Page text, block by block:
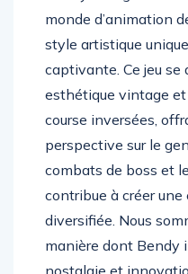
Bendy in Nightmare
monde d’animation
style artistique
captivante. Ce jeu se
esthétique vintage et
course inversées,
perspective sur le
combats de boss et
contribue à créer une
diversifiée. Nous
manière dont Bendy